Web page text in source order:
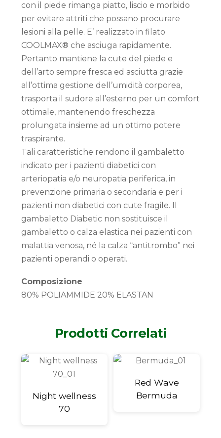
con il piede rimanga piatto, liscio e morbido
per evitare attriti che possano procurare
lesioni alla pelle. E’ realizzato in filato
COOLMAX® che asciuga rapidamente.
Pertanto mantiene la cute del piede e
dell’arto sempre fresca ed asciutta grazie
all’ottima gestione dell’umidità corporea,
trasporta il sudore all’esterno per un comfort
ottimale, mantenendo freschezza
prolungata insieme ad un ottimo potere
traspirante.
Tali caratteristiche rendono il gambaletto
indicato per i pazienti diabetici con
arteriopatia e/o neuropatia periferica, in
prevenzione primaria o secondaria e per i
pazienti non diabetici con cute fragile. Il
gambaletto Diabetic non sostituisce il
gambaletto o calza elastica nei pazienti con
malattia venosa, né la calza “antitrombo” nei
pazienti operandi o operati.
Composizione
80% POLIAMMIDE 20% ELASTAN
Prodotti Correlati
Night wellness
70
Red Wave
Bermuda